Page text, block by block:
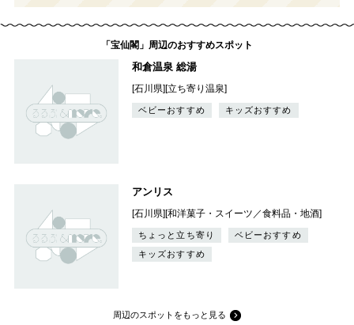
「宝仙閣」周辺のおすすめスポット
和倉温泉 総湯
[石川県][立ち寄り温泉]
ベビーおすすめ キッズおすすめ
アンリス
[石川県][和洋菓子・スイーツ／食料品・地酒]
ちょっと立ち寄り
ベビーおすすめ
キッズおすすめ
周辺のスポットをもっと見る